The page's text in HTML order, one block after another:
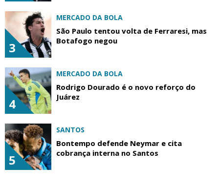
3
MERCADO DA BOLA
São Paulo tentou volta de Ferraresi, mas
Botafogo negou
4
MERCADO DA BOLA
Rodrigo Dourado é o novo reforço do
Juárez
5
SANTOS
Bontempo defende Neymar e cita
cobrança interna no Santos